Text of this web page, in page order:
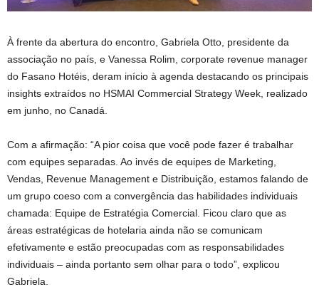
À frente da abertura do encontro, Gabriela Otto, presidente da
associação no país, e Vanessa Rolim, corporate revenue manager
do Fasano Hotéis, deram início à agenda destacando os principais
insights extraídos no HSMAI Commercial Strategy Week, realizado
em junho, no Canadá.
Com a afirmação: “A pior coisa que você pode fazer é trabalhar
com equipes separadas. Ao invés de equipes de Marketing,
Vendas, Revenue Management e Distribuição, estamos falando de
um grupo coeso com a convergência das habilidades individuais
chamada: Equipe de Estratégia Comercial. Ficou claro que as
áreas estratégicas de hotelaria ainda não se comunicam
efetivamente e estão preocupadas com as responsabilidades
individuais – ainda portanto sem olhar para o todo”, explicou
Gabriela.